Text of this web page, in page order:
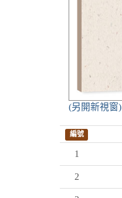
(另開新視窗)
編號
1
2